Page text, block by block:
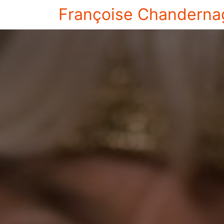
Françoise